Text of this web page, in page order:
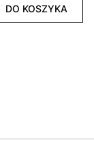
DO KOSZYKA